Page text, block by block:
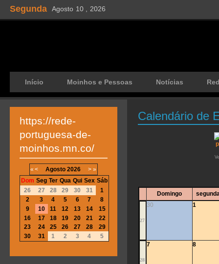
Segunda Agosto 10 , 2026
Início Moinhos e Pessoas Notícias
Calendário de
Domingo
27
30 1
28
7 8
https://rede-
portuguesa-de-
moinhos.mn.co/
« < Agosto 2026 > »
Dom Seg Ter Qua Qui Sex Sáb
26
27 28 29 30 31
1
2
3 4 5 6 7
8
9
10 11 12 13 14
15
16
17 18 19 20 21
22
23
24 25 26 27 28
29
30
31 1 2 3 4 5